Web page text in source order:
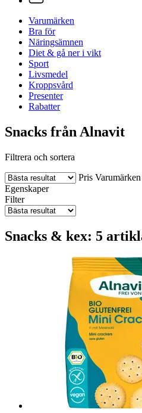
Varumärken
Bra för
Näringsämnen
Diet & gå ner i vikt
Sport
Livsmedel
Kroppsvård
Presenter
Rabatter
Snacks från Alnavit
Filtrera och sortera
Pris Varumärken
Egenskaper
Filter
Snacks & kex: 5